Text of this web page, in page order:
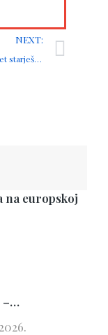
NEXT:
Održan susret starješica
na europskoj
–…